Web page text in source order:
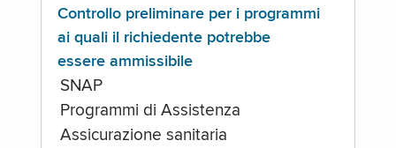
Controllo preliminare per i programmi
ai quali il richiedente potrebbe
essere ammissibile
SNAP
Programmi di Assistenza
Assicurazione sanitaria